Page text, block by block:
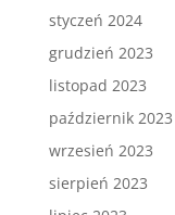
styczeń 2024
grudzień 2023
listopad 2023
październik 2023
wrzesień 2023
sierpień 2023